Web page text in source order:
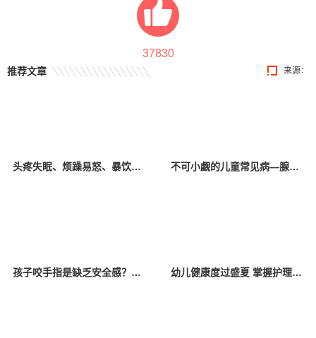
37830
来源：
推荐文章
头疼失眠、烦躁易怒、暴饮暴食、拖延厌学……孩子这些异常向父母传递了哪些“信号”？ 不可小觑的儿童常见病—腺样体肥大
孩子咬手指是缺乏安全感？亲贝网小编为你解惑 幼儿健康度过盛夏 掌握护理小知识少生病